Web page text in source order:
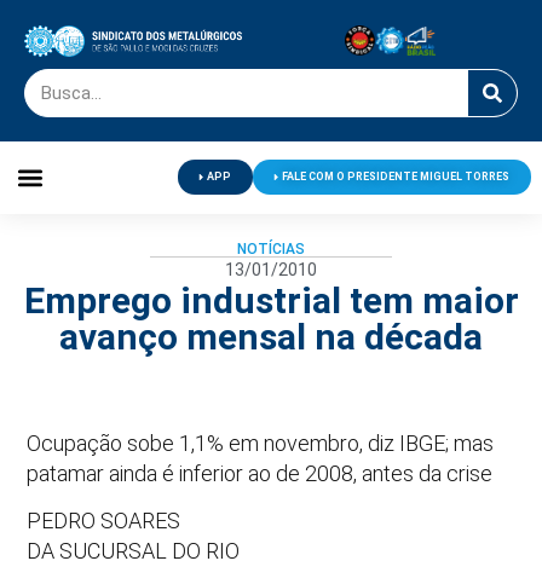
APP FALE COM O PRESIDENTE MIGUEL TORRES
NOTÍCIAS
13/01/2010
Emprego industrial tem maior
avanço mensal na década
Ocupação sobe 1,1% em novembro, diz IBGE; mas
patamar ainda é inferior ao de 2008, antes da crise
PEDRO SOARES
DA SUCURSAL DO RIO